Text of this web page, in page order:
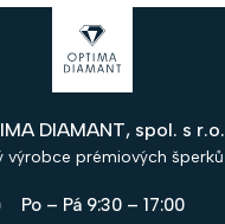
DIAMANT, spol. s r.o.
výrobce prémiových šperků
Po – Pá 9:30 – 17:00